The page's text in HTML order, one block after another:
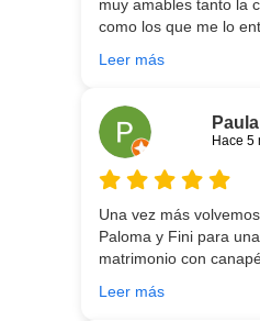
muy amables tanto la
como los que me lo
meses después:) son
canapé, una entrega
comunicación con los
traen y montan :)
Leer más
Hace 5
Una vez más
Paloma y Fini para
matrimonio con
personalizando
Leer más